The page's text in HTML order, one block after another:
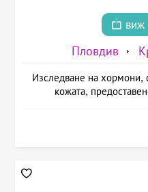
виж
Пловдив
Изследване на хормони,
кожата,